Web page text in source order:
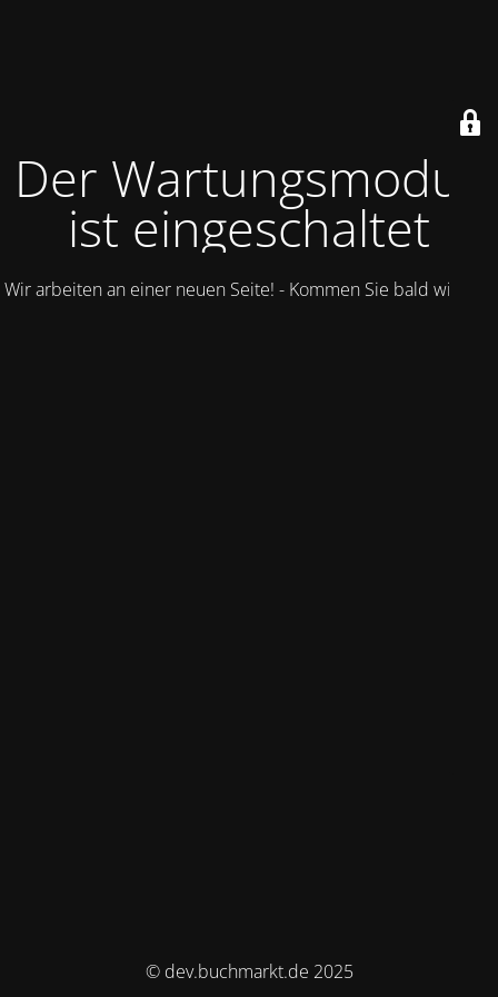
Der Wartungsmodus
ist eingeschaltet
Wir arbeiten an einer neuen Seite! - Kommen Sie bald wieder.
© dev.buchmarkt.de 2025